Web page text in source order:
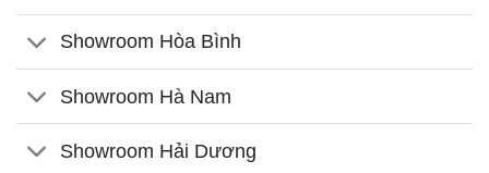
Showroom Hòa Bình
Showroom Hà Nam
Showroom Hải Dương